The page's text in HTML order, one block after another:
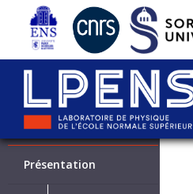
Présentation